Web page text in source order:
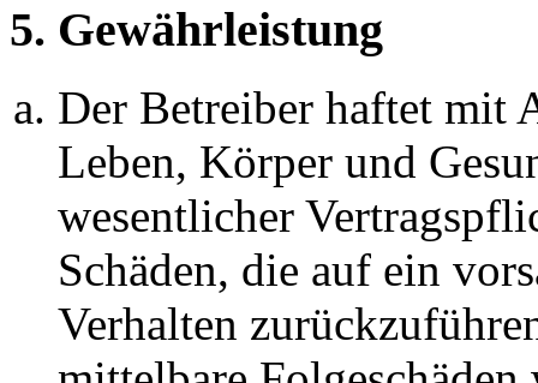
5. Gewährleistung
Der Betreiber haftet mit
Leben, Körper und
wesentlicher
Schäden, die auf ein
Verhalten